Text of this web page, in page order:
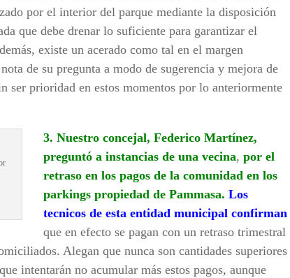
por el interior del parque mediante la disposición
que debe drenar lo suficiente para garantizar el
existe un acerado como tal en el margen
de su pregunta a modo de sugerencia y mejora de
ser prioridad en estos momentos por lo anteriormente
3. Nuestro concejal, Federico Martínez,
preguntó a instancias de una vecina,por el
retraso en los pagos de la comunidad en los
parkings propiedad de Pammasa. Los
tecnicos de esta entidad municipal confirman
que en efecto se pagan con un retraso trimestral
Alegan que nunca son cantidades superiores
intentarán no acumular más estos pagos, aunque